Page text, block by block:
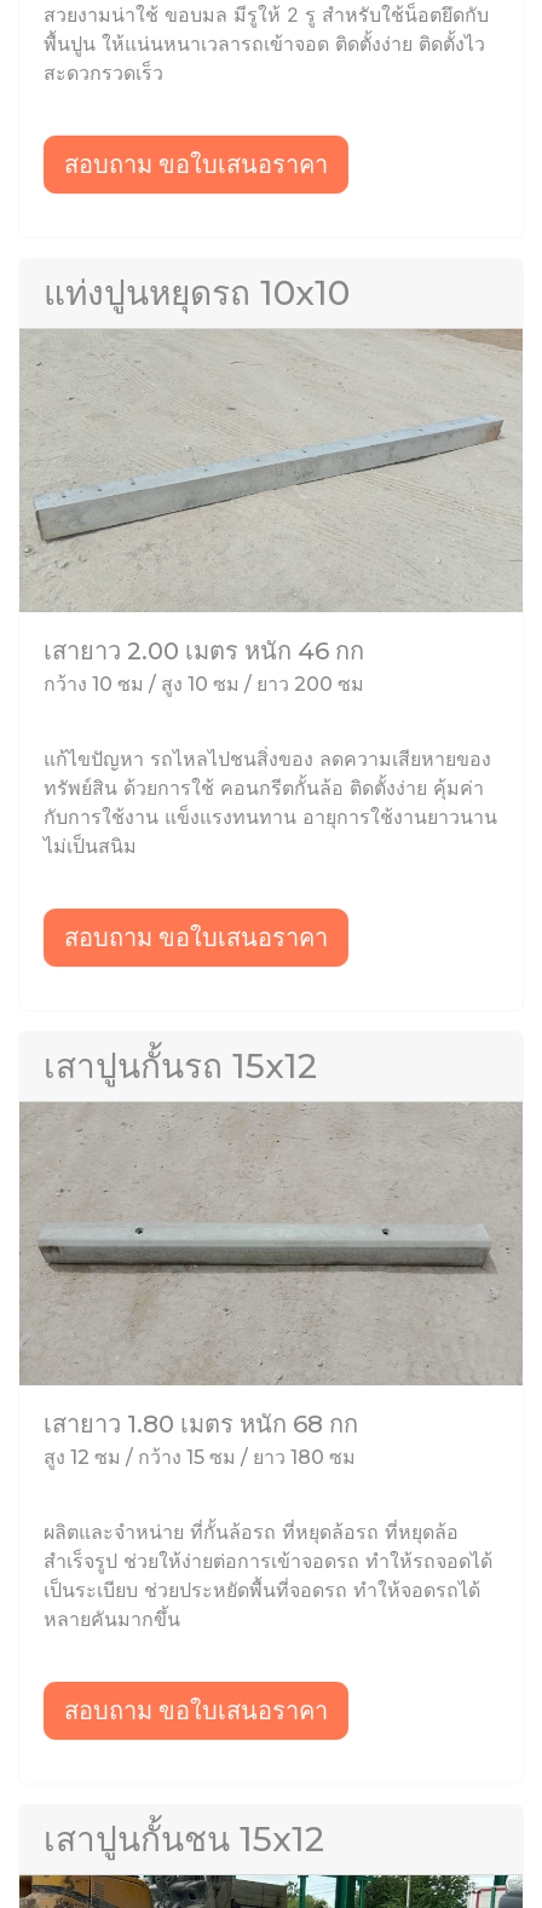
สวยงามน่าใช้ ขอบมล มีรูให้ 2 รู สำหรับใช้น็อตยึดกับ
พื้นปูน ให้แน่นหนาเวลารถเข้าจอด ติดตั้งง่าย ติดตั้งไว
สะดวกรวดเร็ว
สอบถาม ขอใบเสนอราคา
แท่งปูนหยุดรถ 10x10
เสายาว 2.00 เมตร หนัก 46 กก
กว้าง 10 ซม / สูง 10 ซม / ยาว 200 ซม
แก้ไขปัญหา รถไหลไปชนสิ่งของ ลดความเสียหายของ
ทรัพย์สิน ด้วยการใช้ คอนกรีตกั้นล้อ ติดตั้งง่าย คุ้มค่า
กับการใช้งาน แข็งแรงทนทาน อายุการใช้งานยาวนาน
ไม่เป็นสนิม
สอบถาม ขอใบเสนอราคา
เสาปูนกั้นรถ 15x12
เสายาว 1.80 เมตร หนัก 68 กก
สูง 12 ซม / กว้าง 15 ซม / ยาว 180 ซม
ผลิตและจำหน่าย ที่กั้นล้อรถ ที่หยุดล้อรถ ที่หยุดล้อ
สำเร็จรูป ช่วยให้ง่ายต่อการเข้าจอดรถ ทำให้รถจอดได้
เป็นระเบียบ ช่วยประหยัดพื้นที่จอดรถ ทำให้จอดรถได้
หลายคันมากขึ้น
สอบถาม ขอใบเสนอราคา
เสาปูนกั้นชน 15x12